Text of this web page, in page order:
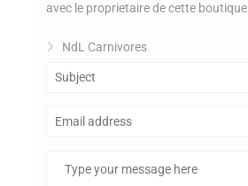
avec le proprietaire de cette boutique
NdL Carnivores